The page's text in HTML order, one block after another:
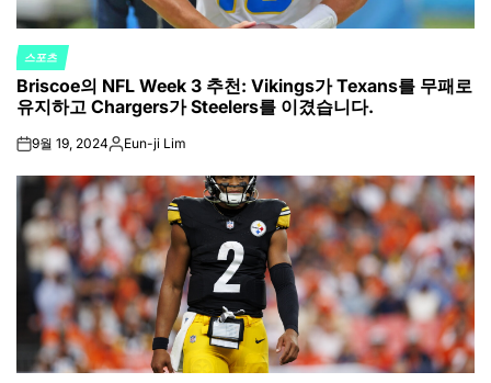
POSTED
IN
스포츠
Briscoe의 NFL Week 3 추천: Vikings가 Texans를 무패로
유지하고 Chargers가 Steelers를 이겼습니다.
on9월 19, 2024Posted
Eun-ji Lim